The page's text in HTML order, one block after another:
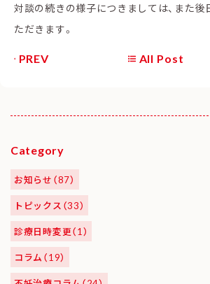
対談の続きの様子につきましては、また
ただきます。
PREV All Post
Category
お知らせ（87）
トピックス（33）
診療日時変更（1）
コラム（19）